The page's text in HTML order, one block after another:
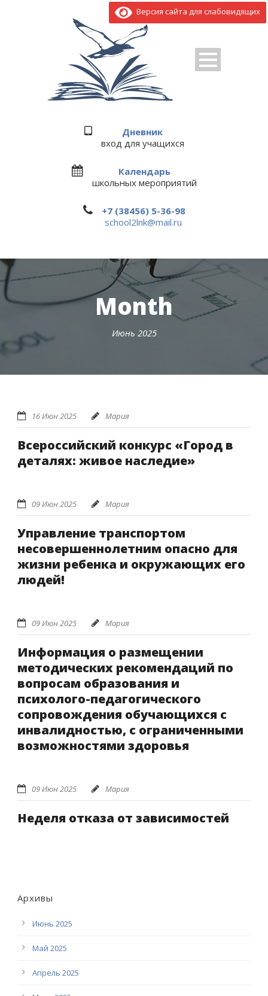
Дневник
вход для учащихся
Календарь
школьных мероприятий
+7 (38456) 5-36-98
school2lnk@mail.ru
Month
Июнь 2025
16 Июн 2025 Мария
Всероссийский конкурс «Город в
деталях: живое наследие»
09 Июн 2025 Мария
Управление транспортом
несовершеннолетним опасно для
жизни ребенка и окружающих его
людей!
09 Июн 2025 Мария
Информация о размещении
методических рекомендаций по
вопросам образования и
психолого-педагогического
сопровождения обучающихся с
инвалидностью, с ограниченными
возможностями здоровья
09 Июн 2025 Мария
Неделя отказа от зависимостей
Архивы
Июнь 2025
Май 2025
Апрель 2025
Версия сайта для слабовидящих